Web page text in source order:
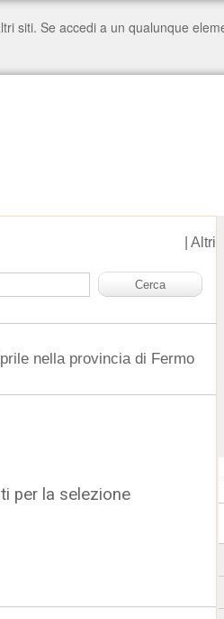
Altri
nella provincia di Fermo
per la selezione